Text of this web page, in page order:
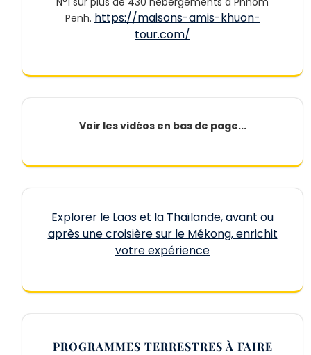
Penh. https://maisons-amis-khuon-
tour.com/
Voir les vidéos en bas de page...
Explorer le Laos et la Thaïlande, avant ou
après une croisière sur le Mékong, enrichit
votre expérience
PROGRAMMES TERRESTRES À FAIRE